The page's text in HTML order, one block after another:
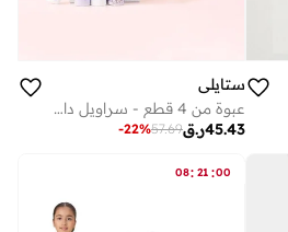
ستايلي
عبوة من 4 قطع - سراويل داخلية قطنية مطبوعة للبنات
ر.ق45.43
57.69
-22%
08: 21 :00